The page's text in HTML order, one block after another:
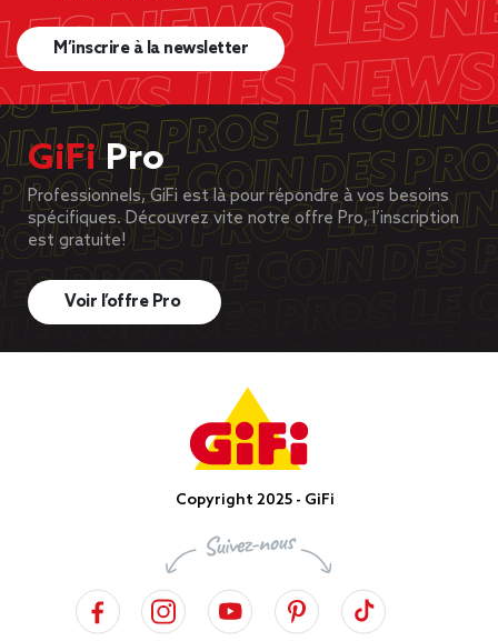
M’inscrire à la newsletter
GiFiPro
Professionnels, GiFi est là pour répondre à vos besoins
spécifiques. Découvrez vite notre offre Pro, l’inscription
est gratuite!
Voir l’offre Pro
Copyright 2025 - GiFi